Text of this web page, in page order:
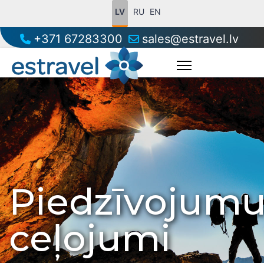
LV RU EN
+371 67283300 sales@estravel.lv
ceļojumi